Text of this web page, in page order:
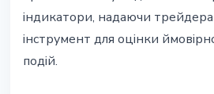
індикатори, надаючи
інструмент для оцінки
подій.